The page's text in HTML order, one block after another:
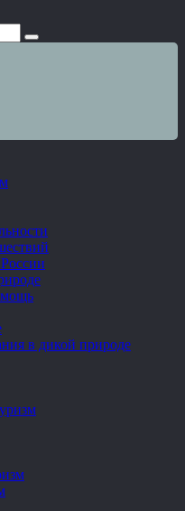
в дикой природе